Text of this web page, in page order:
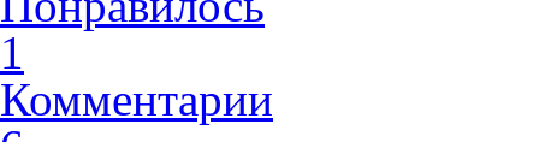
1
Комментарии